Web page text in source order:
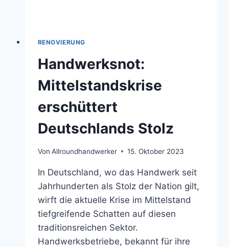
RENOVIERUNG
Handwerksnot:
Mittelstandskrise
erschüttert
Deutschlands Stolz
Von Allroundhandwerker 15. Oktober 2023
In Deutschland, wo das Handwerk seit
Jahrhunderten als Stolz der Nation gilt,
wirft die aktuelle Krise im Mittelstand
tiefgreifende Schatten auf diesen
traditionsreichen Sektor.
Handwerksbetriebe, bekannt für ihre